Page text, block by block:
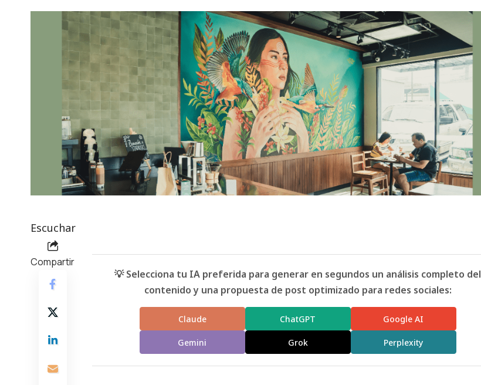
Escuchar
Compartir
💡 Selecciona tu IA preferida para generar en segundos un análisis completo del
contenido y una propuesta de post optimizado para redes sociales:
Claude ChatGPT Google AI
Gemini Grok Perplexity